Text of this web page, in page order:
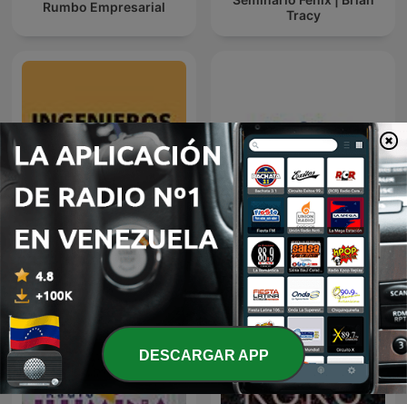
Rumbo Empresarial
Tracy
Ingenieros de Éxito Radio Unión Mt. Fuji
DESCARGAR APP